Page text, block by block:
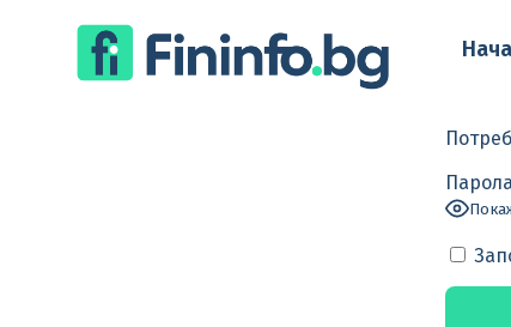
Парола